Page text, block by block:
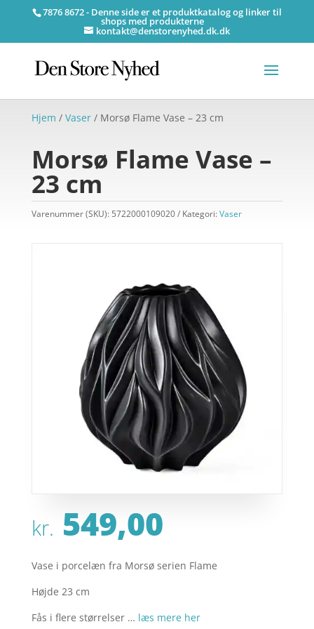
7876 8672 - Denne side er et produktkatalog og linker til
shops med produkterne
kontakt@denstorenyhed.dk.dk
Hjem / Vaser/ Morsø Flame Vase – 23 cm
Morsø Flame Vase –
23 cm
Varenummer (SKU): 5722000109020 Kategori:Vaser
kr. 549,00
Vase i porcelæn fra Morsø serien Flame
Højde 23 cm
Fås i flere størrelser … læs mere her